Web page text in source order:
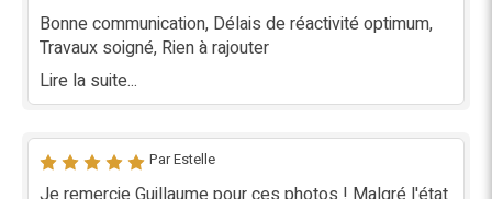
Bonne communication, Délais de réactivité optimum,
Travaux soigné, Rien à rajouter
Lire la suite...
Par Estelle